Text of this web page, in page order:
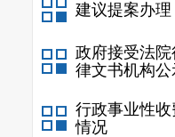
建议提案办理
政府接受法
律文书机构公
行政事业性收
情况